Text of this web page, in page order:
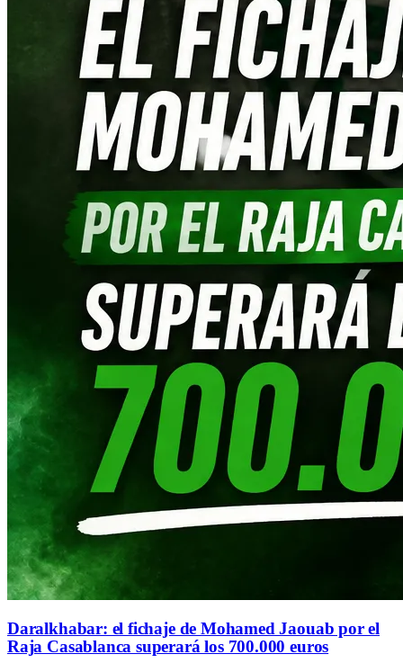
Daralkhabar: el fichaje de Mohamed Jaouab por el
Raja Casablanca superará los 700.000 euros